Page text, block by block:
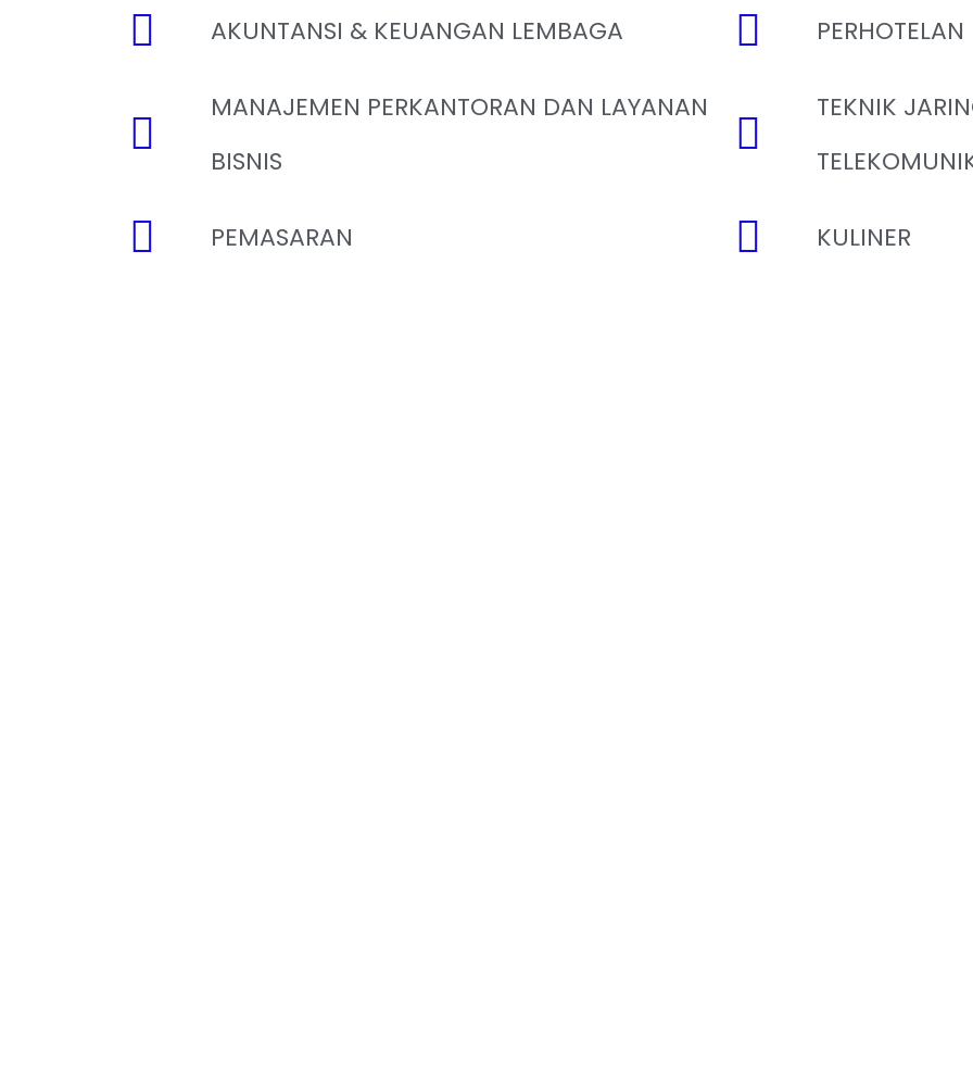
AKUNTANSI & KEUANGAN LEMBAGA
MANAJEMEN PERKANTORAN DAN LAYANAN
BISNIS
PEMASARAN
PERHOTELAN
TEKNIK
KULINER